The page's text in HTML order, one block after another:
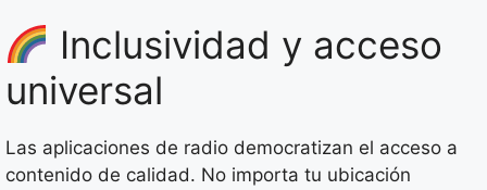
Inclusividad y acceso
universal
Las aplicaciones de radio democratizan el acceso a
contenido de calidad. No importa tu ubicación